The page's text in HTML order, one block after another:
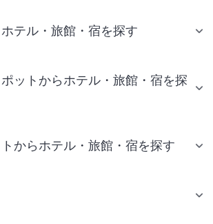
テル・旅館・宿を探す
ットからホテル・旅館・宿を探
からホテル・旅館・宿を探す